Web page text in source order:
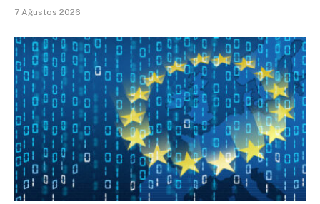
7 Ağustos 2026